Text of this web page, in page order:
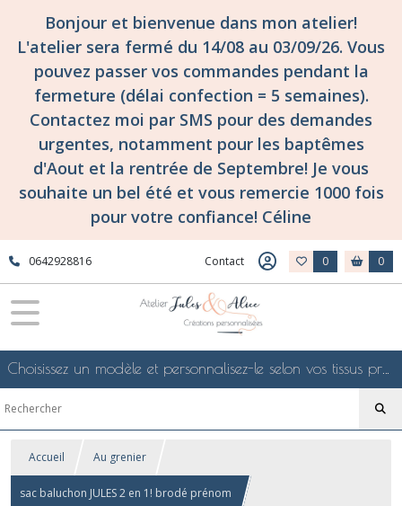
Bonjour et bienvenue dans mon atelier!
L'atelier sera fermé du 14/08 au 03/09/26. Vous
pouvez passer vos commandes pendant la
fermeture (délai confection = 5 semaines).
Contactez moi par SMS pour des demandes
urgentes, notamment pour les baptêmes
d'Aout et la rentrée de Septembre! Je vous
souhaite un bel été et vous remercie 1000 fois
pour votre confiance! Céline
0642928816 Contact 0 0
Choisissez un modèle et personnalisez-le selon vos tissus préférés de mes collections en ligne, je le confectionnerai selon vos souhaits
Accueil Au grenier
sac baluchon JULES 2 en 1! brodé prénom